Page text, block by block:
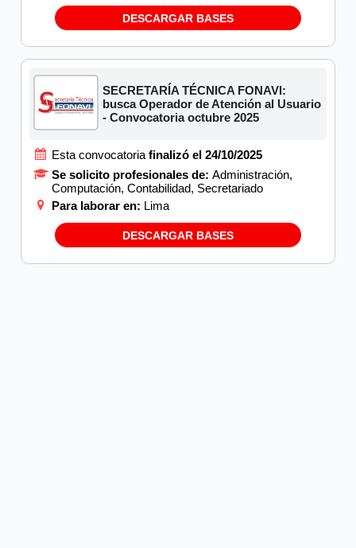
DESCARGAR BASES
SECRETARÍA TÉCNICA FONAVI:
busca Operador de Atención al Usuario
- Convocatoria octubre 2025
Esta convocatoria finalizó el 24/10/2025
Se solicito profesionales de: Administración,
Computación, Contabilidad, Secretariado
Para laborar en: Lima
DESCARGAR BASES